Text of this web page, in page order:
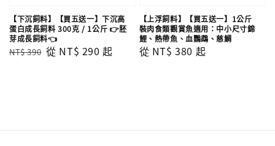
【下沉飼料】【買五送一】下沉高
蛋白成長飼料 300克 / 1公斤 👉胚
芽成長飼料👈
Regular
NT$ 390 Sale
從 NT$ 290 起
【上浮飼料】【買五送一】1公斤
裝肉食類觀賞魚適用：中小尺寸錦
鯉、熱帶魚、血鸚鵡、慈鯛
Regular
從 NT$ 380 起